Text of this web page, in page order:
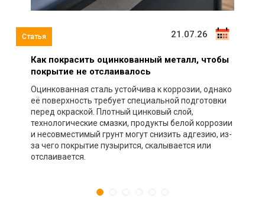
21.07.26
Как покрасить оцинкованный металл, чтобы
покрытие не отслаивалось
Оцинкованная сталь устойчива к коррозии, однако
её поверхность требует специальной подготовки
перед окраской. Плотный цинковый слой,
технологические смазки, продукты белой коррозии
и несовместимый грунт могут снизить адгезию, из-
за чего покрытие пузырится, скалывается или
отслаивается.